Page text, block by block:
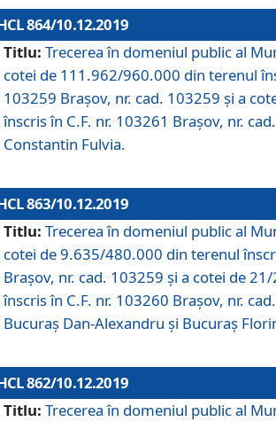
864/10.12.2019
Titlu: Trecerea în domeniul public al
cotei de 111.962/960.000 din terenul
103259 Brașov, nr. cad. 103259 și a
înscris în C.F. nr. 103261 Brașov, nr.
Constantin Fulvia.
863/10.12.2019
Titlu: Trecerea în domeniul public al
cotei de 9.635/480.000 din terenul
Brașov, nr. cad. 103259 și a cotei de
înscris în C.F. nr. 103260 Brașov, nr.
Bucuraș Dan-Alexandru și Bucuraș
862/10.12.2019
Titlu: Trecerea în domeniul public al